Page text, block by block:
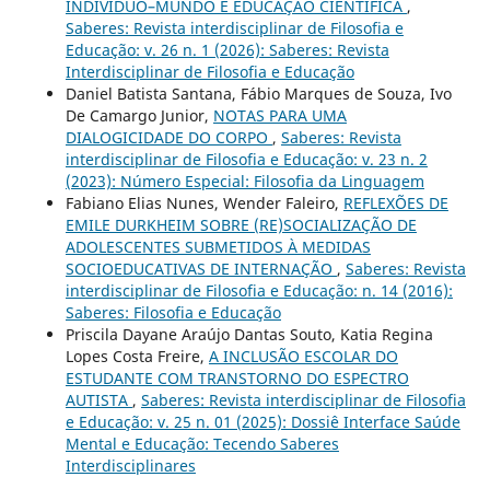
INDIVÍDUO–MUNDO E EDUCAÇÃO CIENTÍFICA ,
Saberes: Revista interdisciplinar de Filosofia e
Educação: v. 26 n. 1 (2026): Saberes: Revista
Interdisciplinar de Filosofia e Educação
Daniel Batista Santana, Fábio Marques de Souza, Ivo
De Camargo Junior, NOTAS PARA UMA
DIALOGICIDADE DO CORPO , Saberes: Revista
interdisciplinar de Filosofia e Educação: v. 23 n. 2
(2023): Número Especial: Filosofia da Linguagem
Fabiano Elias Nunes, Wender Faleiro, REFLEXÕES DE
EMILE DURKHEIM SOBRE (RE)SOCIALIZAÇÃO DE
ADOLESCENTES SUBMETIDOS À MEDIDAS
SOCIOEDUCATIVAS DE INTERNAÇÃO , Saberes: Revista
interdisciplinar de Filosofia e Educação: n. 14 (2016):
Saberes: Filosofia e Educação
Priscila Dayane Araújo Dantas Souto, Katia Regina
Lopes Costa Freire, A INCLUSÃO ESCOLAR DO
ESTUDANTE COM TRANSTORNO DO ESPECTRO
AUTISTA , Saberes: Revista interdisciplinar de Filosofia
e Educação: v. 25 n. 01 (2025): Dossiê Interface Saúde
Mental e Educação: Tecendo Saberes
Interdisciplinares